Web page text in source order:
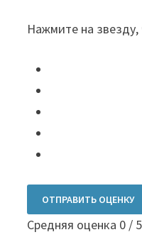
Нажмите на
ОТПРАВИТЬ ОЦЕНКУ
Средняя оценка 0 /